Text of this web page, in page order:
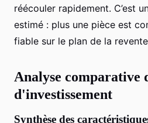
réécouler rapidement. C’est
estimé : plus une pièce est
fiable sur le plan de la
Analyse comparative
d'investissement
Synthèse des